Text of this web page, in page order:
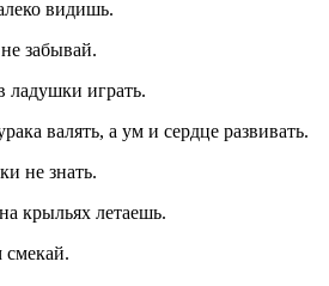
видишь.
забывай.
играть.
валять, а ум и сердце развивать.
не знать.
крыльях летаешь.